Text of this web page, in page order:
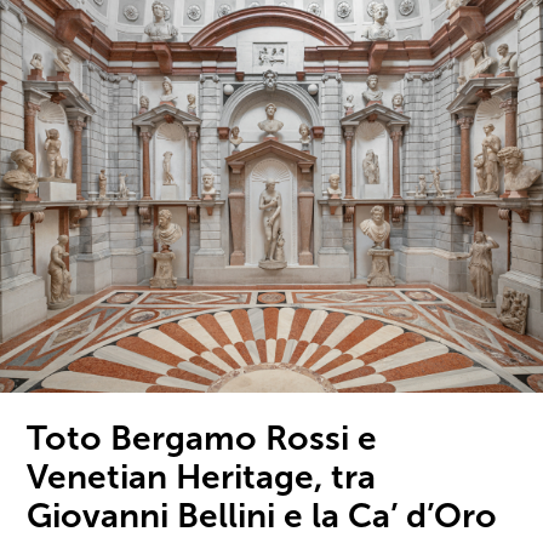
Toto Bergamo Rossi e
Venetian Heritage, tra
Giovanni Bellini e la Ca’ d’Oro